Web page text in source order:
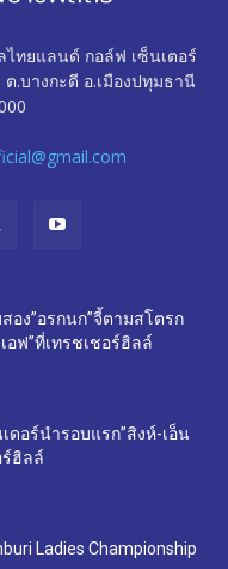
ทยแลนด์ กอล์ฟ เซ็นเตอร์
.บางกะดี อ.เมืองปทุมธานี
อง”อรกนก”จี้ตามสโตรก
อฟ”ที่เทรชเชอร์ฮิลล์
ดอร์นำรอบแรก”สิงห์-เอ็น
ร์ฮิลล์
Ladies Championship